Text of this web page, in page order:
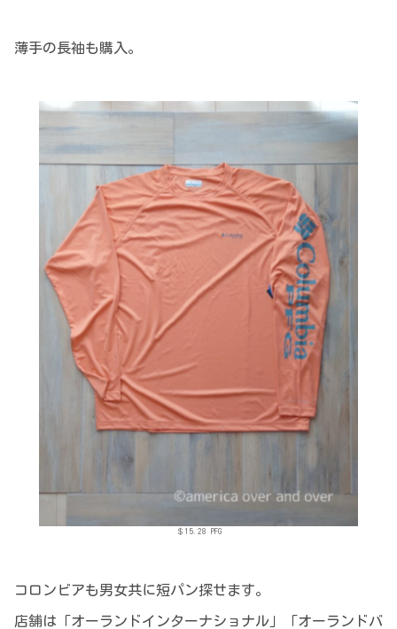
薄手の長袖も購入。
＄15.28 PFG
コロンビアも男女共に短パン探せます。
店舗は「オーランドインターナショナル」「オーランドバ